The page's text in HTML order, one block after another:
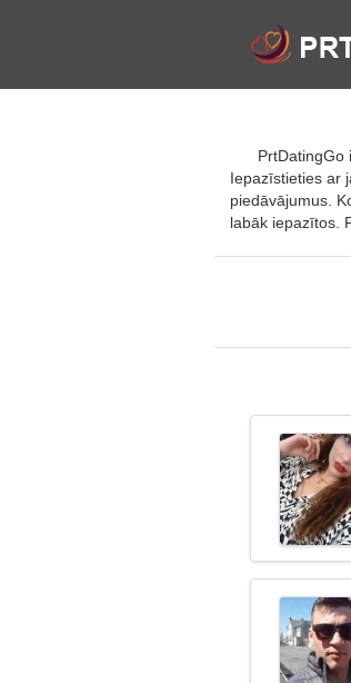
PrtDatingGo
Iepazīstieties ar
piedāvājumus.
labāk iepazītos.